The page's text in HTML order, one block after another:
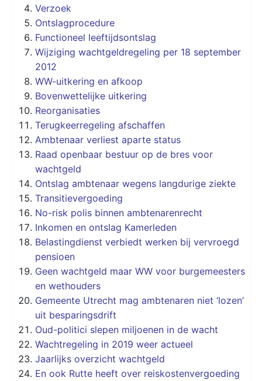
Verzoek
Ontslagprocedure
Functioneel leeftijdsontslag
Wijziging wachtgeldregeling per 18 september
2012
WW-uitkering en afkoop
Bovenwettelijke uitkering
Reorganisaties
Terugkeerregeling afschaffen
Ambtenaar verliest aparte status
Raad openbaar bestuur op de bres voor
wachtgeld
Ontslag ambtenaar wegens langdurige ziekte
Transitievergoeding
No-risk polis binnen ambtenarenrecht
Inkomen en ontslag Kamerleden
Belastingdienst verbiedt werken bij vervroegd
pensioen
Geen wachtgeld maar WW voor burgemeesters
en wethouders
Gemeente Utrecht mag ambtenaren niet ‘lozen’
uit besparingsdrift
Oud-politici slepen miljoenen in de wacht
Wachtregeling in 2019 weer actueel
Jaarlijks overzicht wachtgeld
En ook Rutte heeft over reiskostenvergoeding